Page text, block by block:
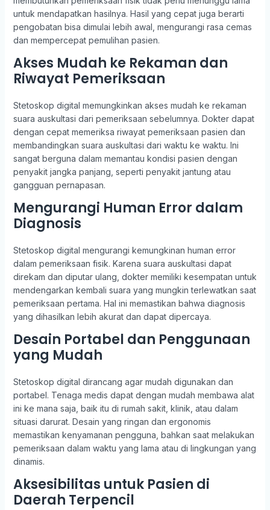
untuk mendapatkan hasilnya. Hasil yang cepat juga berarti
pengobatan bisa dimulai lebih awal, mengurangi rasa cemas
dan mempercepat pemulihan pasien.
Akses Mudah ke Rekaman dan
Riwayat Pemeriksaan
Stetoskop digital memungkinkan akses mudah ke rekaman
suara auskultasi dari pemeriksaan sebelumnya. Dokter dapat
dengan cepat memeriksa riwayat pemeriksaan pasien dan
membandingkan suara auskultasi dari waktu ke waktu. Ini
sangat berguna dalam memantau kondisi pasien dengan
penyakit jangka panjang, seperti penyakit jantung atau
gangguan pernapasan.
Mengurangi Human Error dalam
Diagnosis
Stetoskop digital mengurangi kemungkinan human error
dalam pemeriksaan fisik. Karena suara auskultasi dapat
direkam dan diputar ulang, dokter memiliki kesempatan untuk
mendengarkan kembali suara yang mungkin terlewatkan saat
pemeriksaan pertama. Hal ini memastikan bahwa diagnosis
yang dihasilkan lebih akurat dan dapat dipercaya.
Desain Portabel dan Penggunaan
yang Mudah
Stetoskop digital dirancang agar mudah digunakan dan
portabel. Tenaga medis dapat dengan mudah membawa alat
ini ke mana saja, baik itu di rumah sakit, klinik, atau dalam
situasi darurat. Desain yang ringan dan ergonomis
memastikan kenyamanan pengguna, bahkan saat melakukan
pemeriksaan dalam waktu yang lama atau di lingkungan yang
dinamis.
Aksesibilitas untuk Pasien di
Daerah Terpencil